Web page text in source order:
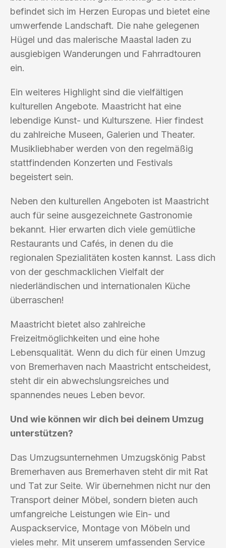
befindet sich im Herzen Europas und bietet eine
umwerfende Landschaft. Die nahe gelegenen
Hügel und das malerische Maastal laden zu
ausgiebigen Wanderungen und Fahrradtouren
ein.
Ein weiteres Highlight sind die vielfältigen
kulturellen Angebote. Maastricht hat eine
lebendige Kunst- und Kulturszene. Hier findest
du zahlreiche Museen, Galerien und Theater.
Musikliebhaber werden von den regelmäßig
stattfindenden Konzerten und Festivals
begeistert sein.
Neben den kulturellen Angeboten ist Maastricht
auch für seine ausgezeichnete Gastronomie
bekannt. Hier erwarten dich viele gemütliche
Restaurants und Cafés, in denen du die
regionalen Spezialitäten kosten kannst. Lass dich
von der geschmacklichen Vielfalt der
niederländischen und internationalen Küche
überraschen!
Maastricht bietet also zahlreiche
Freizeitmöglichkeiten und eine hohe
Lebensqualität. Wenn du dich für einen Umzug
von Bremerhaven nach Maastricht entscheidest,
steht dir ein abwechslungsreiches und
spannendes neues Leben bevor.
Und wie können wir dich bei deinem Umzug
unterstützen?
Das Umzugsunternehmen Umzugskönig Pabst
Bremerhaven aus Bremerhaven steht dir mit Rat
und Tat zur Seite. Wir übernehmen nicht nur den
Transport deiner Möbel, sondern bieten auch
umfangreiche Leistungen wie Ein- und
Auspackservice, Montage von Möbeln und
vieles mehr. Mit unserem umfassenden Service